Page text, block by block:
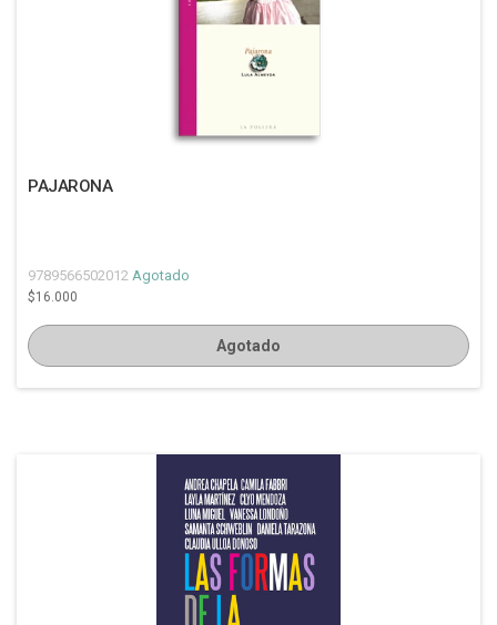
PAJARONA
9789566502012 Agotado
$16.000
Agotado